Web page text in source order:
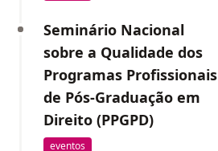
Seminário Nacional
sobre a Qualidade dos
Programas Profissionais
de Pós-Graduação em
Direito (PPGPD)
eventos